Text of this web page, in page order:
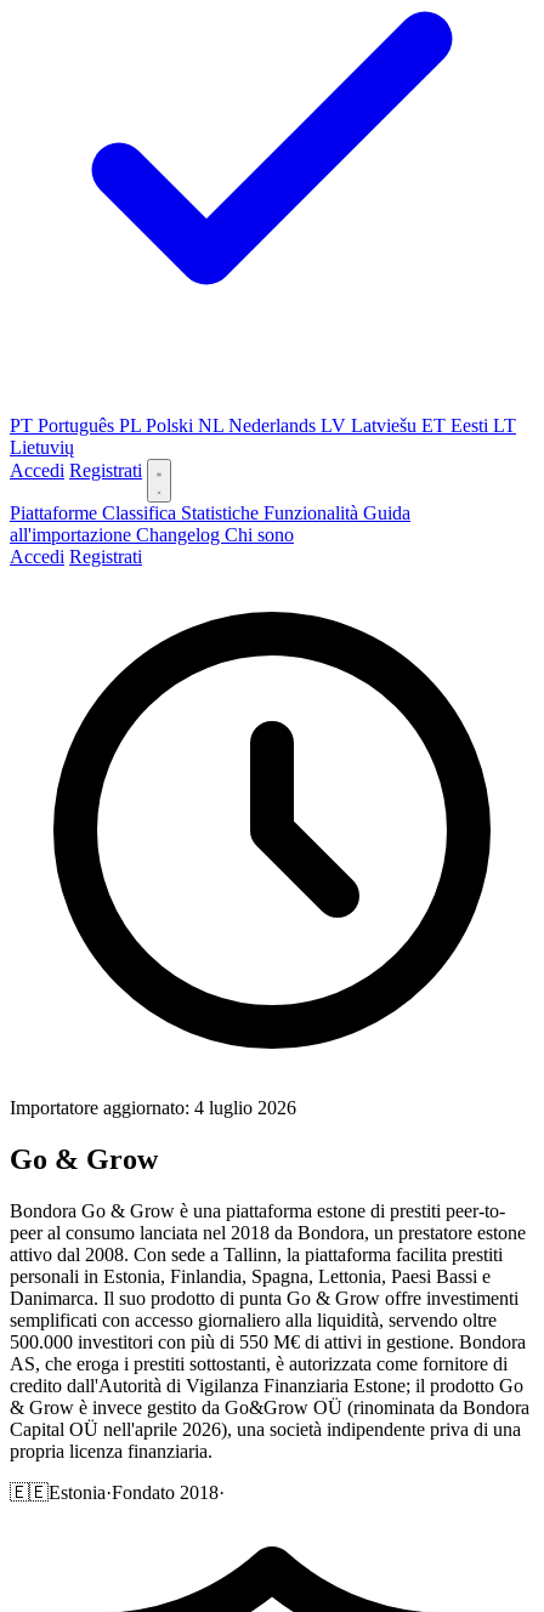
PT Português PL Polski NL Nederlands LV Latviešu ET Eesti LT
Lietuvių
Accedi Registrati
Piattaforme Classifica Statistiche Funzionalità Guida
all'importazione Changelog Chi sono
Accedi Registrati
Importatore aggiornato: 4 luglio 2026
Go & Grow
Bondora Go & Grow è una piattaforma estone di prestiti peer-to-
peer al consumo lanciata nel 2018 da Bondora, un prestatore estone
attivo dal 2008. Con sede a Tallinn, la piattaforma facilita prestiti
personali in Estonia, Finlandia, Spagna, Lettonia, Paesi Bassi e
Danimarca. Il suo prodotto di punta Go & Grow offre investimenti
semplificati con accesso giornaliero alla liquidità, servendo oltre
500.000 investitori con più di 550 M€ di attivi in gestione. Bondora
AS, che eroga i prestiti sottostanti, è autorizzata come fornitore di
credito dall'Autorità di Vigilanza Finanziaria Estone; il prodotto Go
& Grow è invece gestito da Go&Grow OÜ (rinominata da Bondora
Capital OÜ nell'aprile 2026), una società indipendente priva di una
propria licenza finanziaria.
🇪🇪Estonia·Fondato 2018·